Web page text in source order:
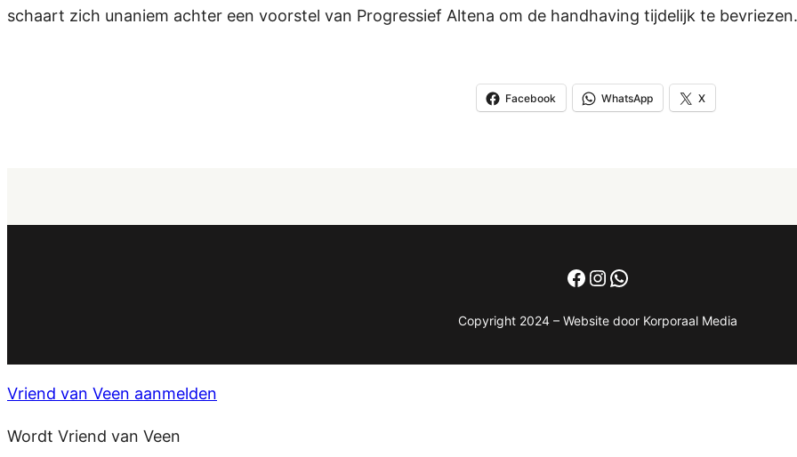
schaart zich unaniem achter een voorstel van Progressief Altena om de handhaving tijdelijk te bevriezen.
Facebook WhatsApp X
Facebook
Instagram
WhatsApp
Copyright 2024 – Website door Korporaal Media
Vriend van Veen aanmelden
Wordt Vriend van Veen